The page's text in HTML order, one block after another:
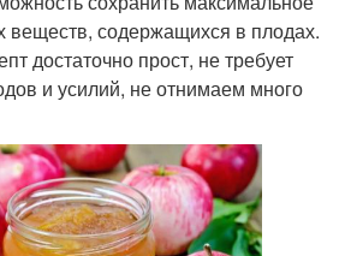
веществ, содержащихся в плодах.
достаточно прост, не требует
и усилий, не отнимаем много